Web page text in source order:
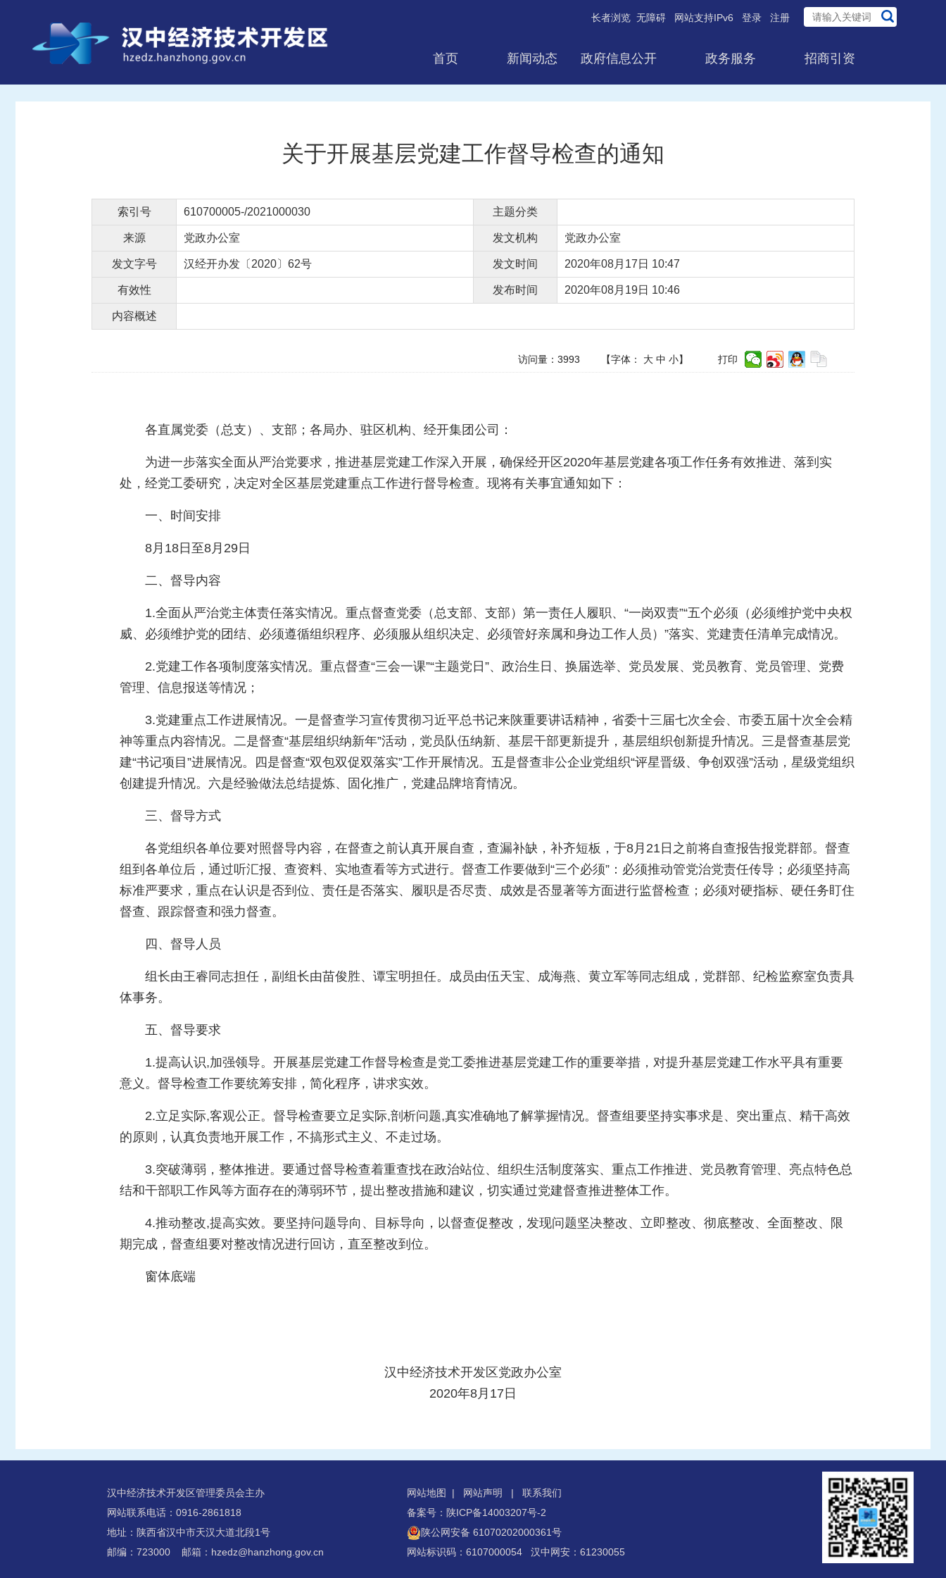
长者浏览 无障碍 网站支持IPv6 登录 注册
首页 新闻动态 政府信息公开 政务服务 招商引资
关于开展基层党建工作督导检查的通知
索引号 610700005-/2021000030 主题分类
来源 党政办公室 发文机构 党政办公室
发文字号 汉经开办发〔2020〕62号 发文时间 2020年08月17日 10:47
有效性 发布时间 2020年08月19日 10:46
内容概述
访问量： 3993 【字体： 大 中 小】 打印
各直属党委（总支）、支部；各局办、驻区机构、经开集团公司：
为进一步落实全面从严治党要求，推进基层党建工作深入开展，确保经开区2020年基层党建各项工作任务有效推进、落到实
处，经党工委研究，决定对全区基层党建重点工作进行督导检查。现将有关事宜通知如下：
一、时间安排
8月18日至8月29日
二、督导内容
1.全面从严治党主体责任落实情况。重点督查党委（总支部、支部）第一责任人履职、“一岗双责”“五个必须（必须维护党中央权
威、必须维护党的团结、必须遵循组织程序、必须服从组织决定、必须管好亲属和身边工作人员）”落实、党建责任清单完成情况。
2.党建工作各项制度落实情况。重点督查“三会一课”“主题党日”、政治生日、换届选举、党员发展、党员教育、党员管理、党费
管理、信息报送等情况；
3.党建重点工作进展情况。一是督查学习宣传贯彻习近平总书记来陕重要讲话精神，省委十三届七次全会、市委五届十次全会精
神等重点内容情况。二是督查“基层组织纳新年”活动，党员队伍纳新、基层干部更新提升，基层组织创新提升情况。三是督查基层党
建“书记项目”进展情况。四是督查“双包双促双落实”工作开展情况。五是督查非公企业党组织“评星晋级、争创双强”活动，星级党组织
创建提升情况。六是经验做法总结提炼、固化推广，党建品牌培育情况。
三、督导方式
各党组织各单位要对照督导内容，在督查之前认真开展自查，查漏补缺，补齐短板，于8月21日之前将自查报告报党群部。督查
组到各单位后，通过听汇报、查资料、实地查看等方式进行。督查工作要做到“三个必须”：必须推动管党治党责任传导；必须坚持高
标准严要求，重点在认识是否到位、责任是否落实、履职是否尽责、成效是否显著等方面进行监督检查；必须对硬指标、硬任务盯住
督查、跟踪督查和强力督查。
四、督导人员
组长由王睿同志担任，副组长由苗俊胜、谭宝明担任。成员由伍天宝、成海燕、黄立军等同志组成，党群部、纪检监察室负责具
体事务。
五、督导要求
1.提高认识,加强领导。开展基层党建工作督导检查是党工委推进基层党建工作的重要举措，对提升基层党建工作水平具有重要
意义。督导检查工作要统筹安排，简化程序，讲求实效。
2.立足实际,客观公正。督导检查要立足实际,剖析问题,真实准确地了解掌握情况。督查组要坚持实事求是、突出重点、精干高效
的原则，认真负责地开展工作，不搞形式主义、不走过场。
3.突破薄弱，整体推进。要通过督导检查着重查找在政治站位、组织生活制度落实、重点工作推进、党员教育管理、亮点特色总
结和干部职工作风等方面存在的薄弱环节，提出整改措施和建议，切实通过党建督查推进整体工作。
4.推动整改,提高实效。要坚持问题导向、目标导向，以督查促整改，发现问题坚决整改、立即整改、彻底整改、全面整改、限
期完成，督查组要对整改情况进行回访，直至整改到位。
窗体底端
汉中经济技术开发区党政办公室
2020年8月17日
汉中经济技术开发区管理委员会主办
网站联系电话：0916-2861818
地址：陕西省汉中市天汉大道北段1号
邮编：723000 邮箱：hzedz@hanzhong.gov.cn
网站地图 | 网站声明 | 联系我们
备案号：陕ICP备14003207号-2
陕公网安备 61070202000361号
网站标识码：6107000054 汉中网安：61230055